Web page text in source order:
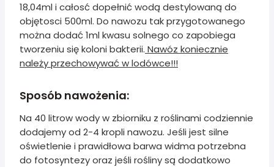
18,04ml i całosć dopełnić wodą destylowaną do
objętosci 500ml. Do nawozu tak przygotowanego
można dodać 1ml kwasu solnego co zapobiega
tworzeniu się koloni bakterii. Nawóz koniecznie
należy przechowywać w lodówce!!!
Sposób nawożenia:
Na 40 litrow wody w zbiorniku z roślinami codziennie
dodajemy od 2-4 kropli nawozu. Jeśli jest silne
oświetlenie i prawidłowa barwa widma potrzebna
do fotosyntezy oraz jeśli rośliny są dodatkowo